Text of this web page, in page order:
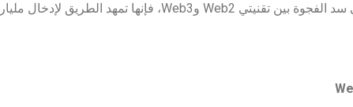
Store وGoogle Play. ومع استمرار محفظة بيتجيت في سد الفجوة بين تقنيتي Web2 وWeb3، فإنها تمهد الطريق لإدخال مليار